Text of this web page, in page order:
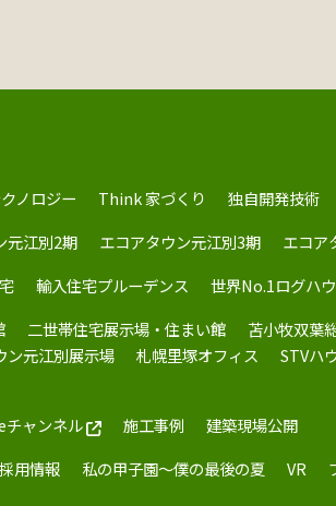
ノロジー Think 家づくり
独自開発技術
元江別2期 エコアタウン元江別3期 エコア
輸入住宅プルーデンス
世界No.1ログハ
二世帯住宅展示場・住まい館 苫小牧双葉
ン元江別展示場 札幌里塚オフィス STVハ
ャンネル 施工事例
建築現場公開
採用情報 私の甲子園～僕の最後の夏 VR